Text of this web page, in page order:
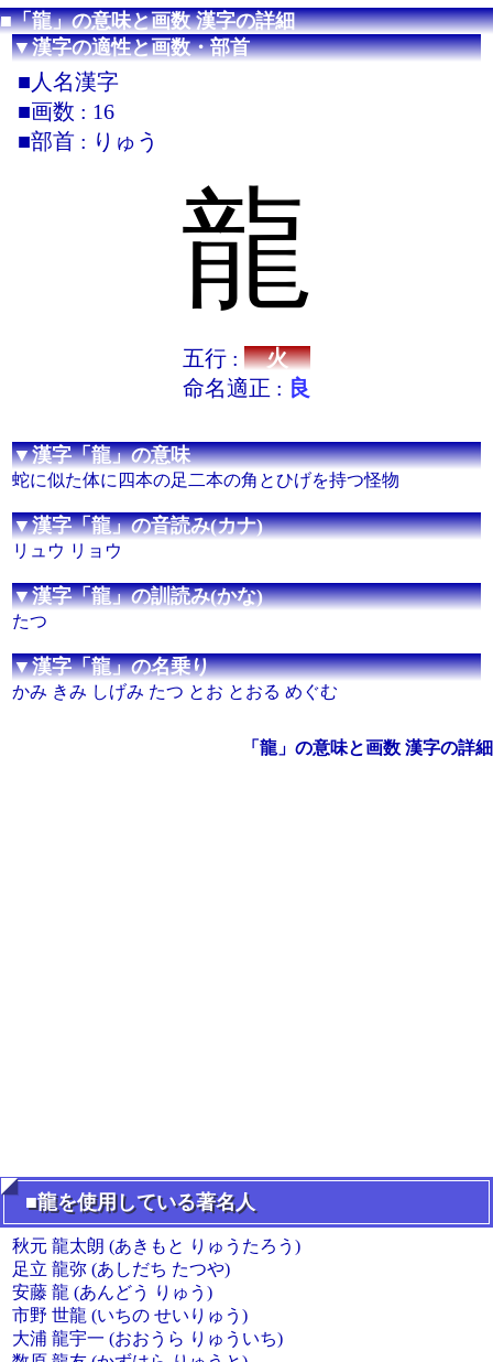
■「龍」の意味と画数 漢字の詳細
▼漢字の適性と画数・部首
■人名漢字
■画数 : 16
■部首 : りゅう
龍
五行 : 火
命名適正 : 良
▼漢字「龍」の意味
蛇に似た体に四本の足二本の角とひげを持つ怪物
▼漢字「龍」の音読み(カナ)
リュウ リョウ
▼漢字「龍」の訓読み(かな)
たつ
▼漢字「龍」の名乗り
かみ きみ しげみ たつ とお とおる めぐむ
「龍」の意味と画数 漢字の詳細
■龍を使用している著名人
秋元 龍太朗 (あきもと りゅうたろう)
足立 龍弥 (あしだち たつや)
安藤 龍 (あんどう りゅう)
市野 世龍 (いちの せいりゅう)
大浦 龍宇一 (おおうら りゅういち)